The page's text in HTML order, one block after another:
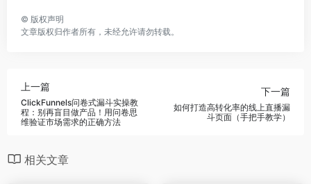
© 版权声明
文章版权归作者所有，未经允许请勿转载。
上一篇
ClickFunnels问卷式漏斗实操教
程：别再盲目做产品！用问卷思
维验证市场需求的正确方法
下一篇
如何打造高转化率的线上直播漏
斗页面（手把手教学）
相关文章